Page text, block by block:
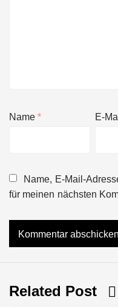
Name* E-
Name, E-Mail-
für meinen nächsten
Related Post